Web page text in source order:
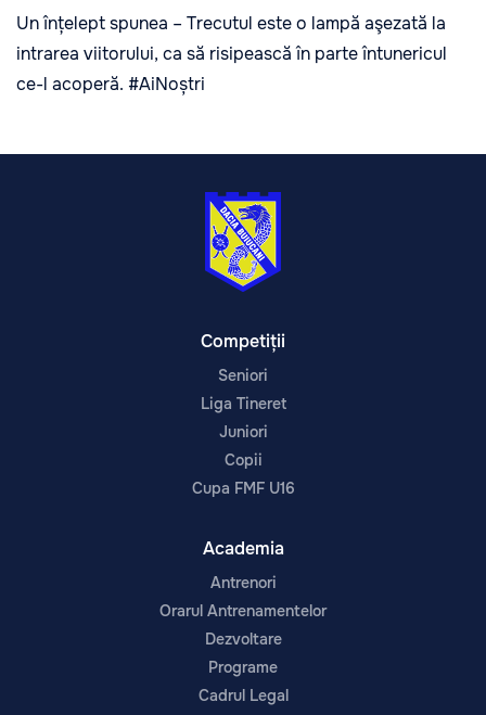
Un înțelept spunea – Trecutul este o lampă aşezată la
intrarea viitorului, ca să risipească în parte întunericul
ce-l acoperă. #AiNoștri
Competiții
Seniori
Liga Tineret
Juniori
Copii
Cupa FMF U16
Academia
Antrenori
Orarul Antrenamentelor
Dezvoltare
Programe
Cadrul Legal